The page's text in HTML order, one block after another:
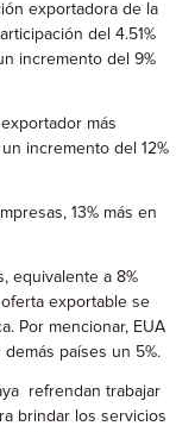
exportadora de la
del 4.51%
incremento del 9%
más
incremento del 12%
13% más en
equivalente a 8%
exportable se
Por mencionar, EUA
demás países un 5%.
refrendan trabajar
brindar los servicios